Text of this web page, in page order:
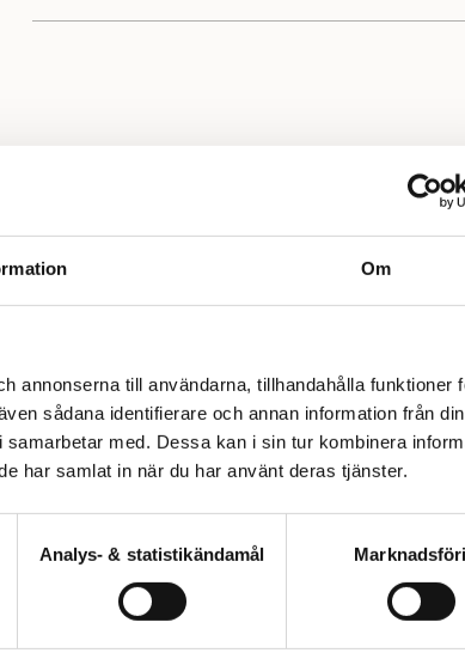
Om
annonserna till användarna, tillhandahålla funktioner
sådana identifierare och annan information från
med. Dessa kan i sin tur kombinera
har samlat in när du har använt deras tjänster.
Analys- & statistikändamål